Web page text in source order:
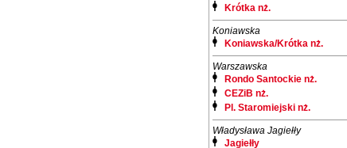
Krótka nż.
Koniawska
Koniawska/Krótka nż.
Warszawska
Rondo Santockie nż.
CEZiB nż.
Pl. Staromiejski nż.
Władysława Jagiełły
Jagiełły